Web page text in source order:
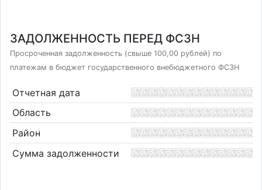
ЗАДОЛЖЕННОСТЬ ПЕРЕД ФСЗН
Просроченная задолженность (свыше 100,00 рублей) по
платежам в бюджет государственного внебюджетного ФСЗН
Отчетная дата
Область
Район
Сумма задолженности